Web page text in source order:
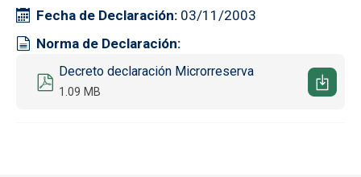
Fecha de Declaración 03/11/2003
Norma de Declaración
Documento
Decreto declaración Microrreserva
1.09 MB